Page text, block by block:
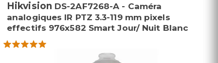
Hikvision DS-2AF7268-A - Caméra
analogiques IR PTZ 3.3-119 mm pixels
effectifs 976x582 Smart Jour/ Nuit Blanc